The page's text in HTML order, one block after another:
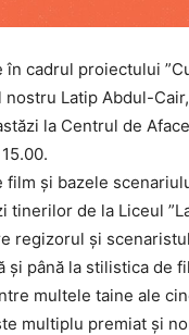
în cadrul proiectului
Latip Abdul-
la Centrul de
film și bazele
tinerilor de la Liceul
regizorul și
și până la stilistica de
multele taine ale
multiplu premiat și